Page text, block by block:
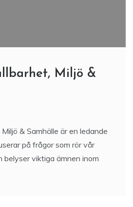
Miljö &
& Samhälle är en ledande
på frågor som rör vår
belyser viktiga ämnen inom